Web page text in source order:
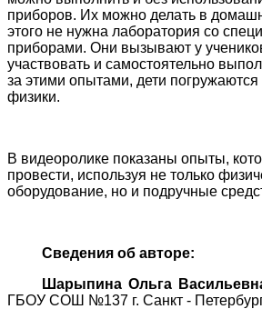
приборов. Их можно делать в
этого не нужна лаборатория со
приборами. Они вызывают у
участвовать и самостоятельно
за этими опытами, дети
физики.
В видеоролике показаны опыты,
провести, используя не только
оборудование, но и подручные
Сведения об авторе:
Шарыпина Ольга
ГБОУ СОШ №137 г. Санкт -